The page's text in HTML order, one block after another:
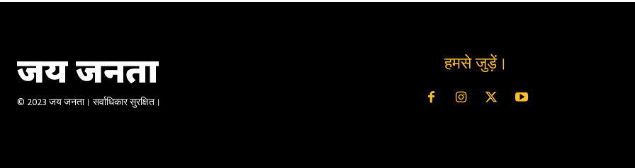
जय जनता
© 2023 जय जनता। सर्वाधिकार सुरक्षित।
हमसे जुड़ें।